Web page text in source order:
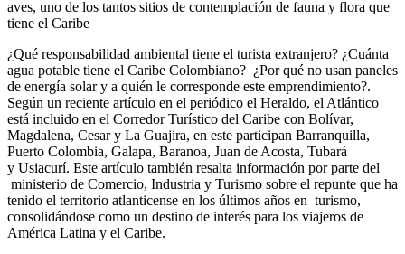
aves, uno de los tantos sitios de contemplación de fauna y flora que
tiene el Caribe
¿Qué responsabilidad ambiental tiene el turista extranjero? ¿Cuánta
agua potable tiene el Caribe Colombiano? ¿Por qué no usan paneles
de energía solar y a quién le corresponde este emprendimiento?.
Según un reciente artículo en el periódico el Heraldo, el Atlántico
está incluido en el Corredor Turístico del Caribe con Bolívar,
Magdalena, Cesar y La Guajira, en este participan Barranquilla,
Puerto Colombia, Galapa, Baranoa, Juan de Acosta, Tubará
y Usiacurí. Este artículo también resalta información por parte del
ministerio de Comercio, Industria y Turismo sobre el repunte que ha
tenido el territorio atlanticense en los últimos años en turismo,
consolidándose como un destino de interés para los viajeros de
América Latina y el Caribe.